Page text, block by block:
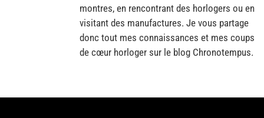
montres, en rencontrant des horlogers ou en
visitant des manufactures. Je vous partage
donc tout mes connaissances et mes coups
de cœur horloger sur le blog Chronotempus.